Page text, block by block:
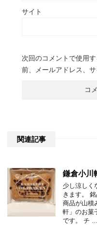
サイト
次回のコメントで使用
前、メールアドレス、サ
関連記事
鎌倉小川
少し涼しく
きます。
商品が山積
軒」のお菓
です。 チ …